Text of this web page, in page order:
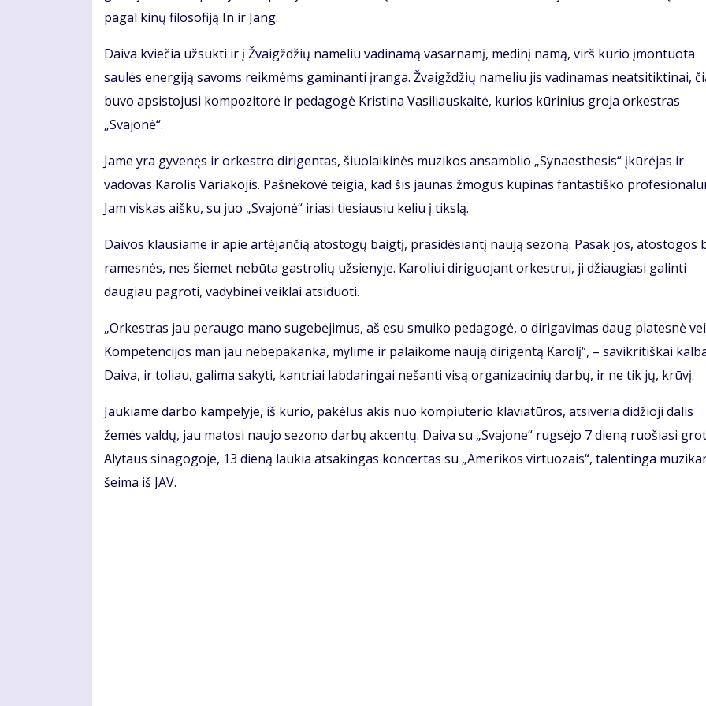
pagal kinų filosofiją In ir Jang.
Daiva kviečia užsukti ir į Žvaigždžių nameliu vadinamą vasarnamį, medinį namą, virš kurio įmontuota
saulės energiją savoms reikmėms gaminanti įranga. Žvaigždžių nameliu jis vadinamas neatsitiktinai,
buvo apsistojusi kompozitorė ir pedagogė Kristina Vasiliauskaitė, kurios kūrinius groja orkestras
„Svajonė“.
Jame yra gyvenęs ir orkestro dirigentas, šiuolaikinės muzikos ansamblio „Synaesthesis“ įkūrėjas ir
vadovas Karolis Variakojis. Pašnekovė teigia, kad šis jaunas žmogus kupinas fantastiško
Jam viskas aišku, su juo „Svajonė“ iriasi tiesiausiu keliu į tikslą.
Daivos klausiame ir apie artėjančią atostogų baigtį, prasidėsiantį naują sezoną. Pasak jos, atostogos
ramesnės, nes šiemet nebūta gastrolių užsienyje. Karoliui diriguojant orkestrui, ji džiaugiasi galinti
daugiau pagroti, vadybinei veiklai atsiduoti.
„Orkestras jau peraugo mano sugebėjimus, aš esu smuiko pedagogė, o dirigavimas daug platesnė
Kompetencijos man jau nebepakanka, mylime ir palaikome naują dirigentą Karolį“, – savikritiškai
Daiva, ir toliau, galima sakyti, kantriai labdaringai nešanti visą organizacinių darbų, ir ne tik jų, krūvį.
Jaukiame darbo kampelyje, iš kurio, pakėlus akis nuo kompiuterio klaviatūros, atsiveria didžioji dalis
žemės valdų, jau matosi naujo sezono darbų akcentų. Daiva su „Svajone“ rugsėjo 7 dieną ruošiasi
Alytaus sinagogoje, 13 dieną laukia atsakingas koncertas su „Amerikos virtuozais“, talentinga
šeima iš JAV.